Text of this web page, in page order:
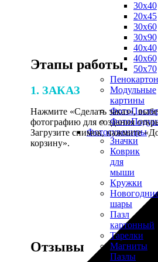
30х40
20х45
30х60
30х90
40х40
40х60
50х70
Пенокартон
Модульные
картины
Фотоcувениры
Значки
Коврик
для
мыши
Кружки
шары
Пазл
картонный
Тарелки
Магниты
Пазлы
Этапы работы
1. ЗАКАЗ
Нажмите «Сделать заказ»,
фотографию для создания
Загрузите снимок, нажмите
корзину».
Отзывы